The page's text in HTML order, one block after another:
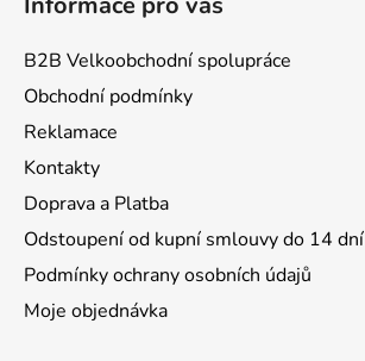
B2B Velkoobchodní spolupráce
Obchodní podmínky
Reklamace
Kontakty
Doprava a Platba
Odstoupení od kupní smlouvy do 14 dní
Podmínky ochrany osobních údajů
Moje objednávka